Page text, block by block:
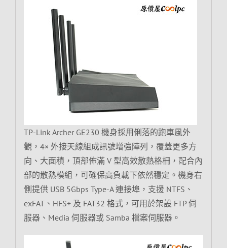
TP-Link Archer GE230 機身採用俐落的跑車風外
觀，4× 外接天線組成訊號增強陣列，覆蓋更多方
向、大面積，頂部佈滿 V 型高效散熱格柵，配合內
部的散熱模組，可確保高負載下依然穩定。機身右
側提供 USB 5Gbps Type-A 連接埠，支援 NTFS、
exFAT、HFS+ 及 FAT32 格式，可用於架設 FTP 伺
服器、Media 伺服器或 Samba 檔案伺服器。